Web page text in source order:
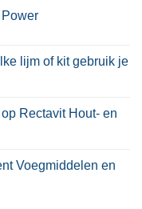
lijm of kit gebruik je
Rectavit Hout- en
Voegmiddelen en